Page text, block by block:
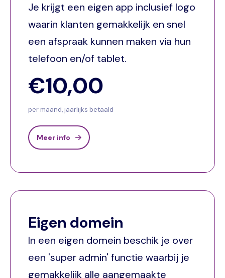
Je krijgt een eigen app inclusief logo
waarin klanten gemakkelijk en snel
een afspraak kunnen maken via hun
telefoon en/of tablet.
€10,00
per maand, jaarlijks betaald
Meer info
Eigen domein
In een eigen domein beschik je over
een 'super admin' functie waarbij je
gemakkelijk alle aangemaakte